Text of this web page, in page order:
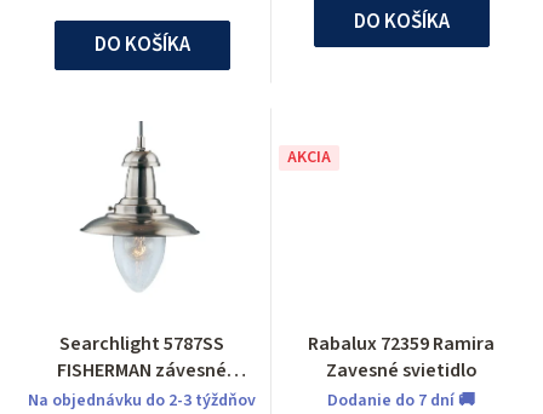
DO KOŠÍKA
DO KOŠÍKA
Searchlight 5787SS
FISHERMAN závesné
svietidlo
Na objednávku do 2-3 týždňov
AKCIA
Rabalux 72359 Ramira
Zavesné svietidlo
Dodanie do 7 dní 🚚